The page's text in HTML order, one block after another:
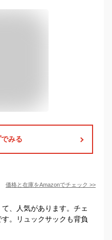
みる
価格と在庫をAmazonでチェック >>
、人気があります。チェ
。リュックサックも背負